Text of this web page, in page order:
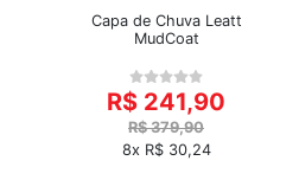
Capa de Chuva Leatt
MudCoat
R$ 241,90
R$ 379,90
8x R$ 30,24